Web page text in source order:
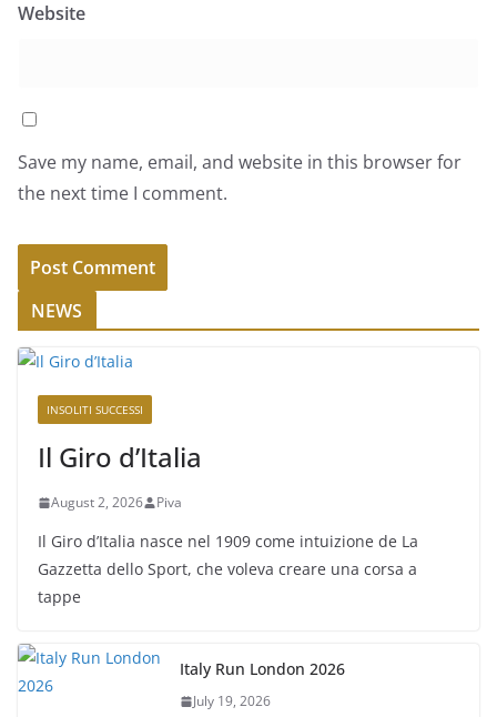
Website
Save my name, email, and website in this browser for
the next time I comment.
NEWS
INSOLITI SUCCESSI
Il Giro d’Italia
August 2, 2026 Piva
Il Giro d’Italia nasce nel 1909 come intuizione de La
Gazzetta dello Sport, che voleva creare una corsa a
tappe
Italy Run London 2026
July 19, 2026